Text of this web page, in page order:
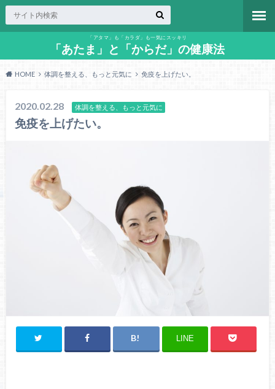
「アタマ」も「カラダ」も一気にスッキリ
「あたま」と「からだ」の健康法
HOME 体調を整える、もっと元気に 免疫を上げたい。
2020.02.28 体調を整える、もっと元気に
免疫を上げたい。
LINE